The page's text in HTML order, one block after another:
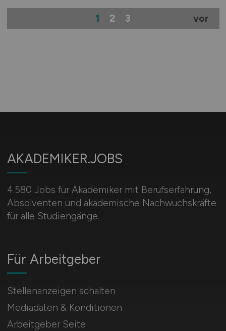
1 2 3 vor
AKADEMIKER.JOBS
4.580 Jobs für Akademiker mit Berufserfahrung,
Absolventen und akademische Nachwuchskräfte
für alle Studiengänge.
Für Arbeitgeber
Stellenanzeigen schalten
Mediadaten & Konditionen
Arbeitgeber Seite